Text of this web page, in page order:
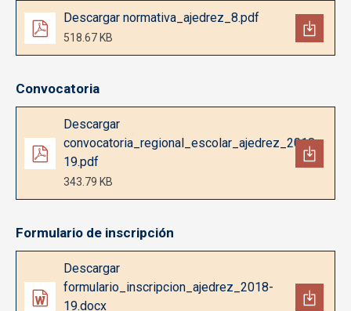
Documento
Descargar normativa_ajedrez_8.pdf
518.67 KB
Convocatoria
Documento
Descargar
convocatoria_regional_escolar_ajedrez_2018-
19.pdf
343.79 KB
Formulario de inscripción
Documento
Descargar
formulario_inscripcion_ajedrez_2018-
19.docx